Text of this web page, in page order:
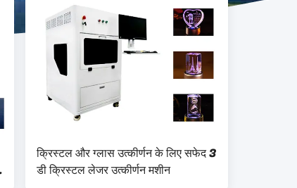
क्रिस्टल और ग्लास उत्कीर्णन के लिए सफेद 3
डी क्रिस्टल लेजर उत्कीर्णन मशीन